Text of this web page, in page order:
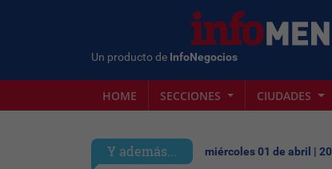
Un producto de InfoNegocios
HOME SECCIONES CIUDADES
Y además... miércoles 01 de abril |